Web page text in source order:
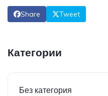
Share Tweet
Категории
Без категория